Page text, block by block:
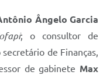
Ângelo Garcia
; o consultor de
secretário de Finanças,
de gabinete Max